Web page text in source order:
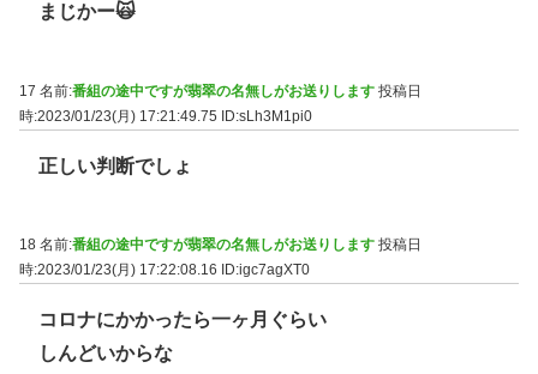
まじかー🙀
17 名前:番組の途中ですが翡翠の名無しがお送りします 投稿日
時:2023/01/23(月) 17:21:49.75 ID:sLh3M1pi0
正しい判断でしょ
18 名前:番組の途中ですが翡翠の名無しがお送りします 投稿日
時:2023/01/23(月) 17:22:08.16
ID:igc7agXT0
コロナにかかったら一ヶ月ぐらい
しんどいからな